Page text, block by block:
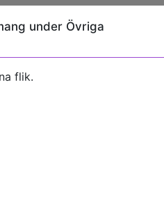
under Övriga
flik.